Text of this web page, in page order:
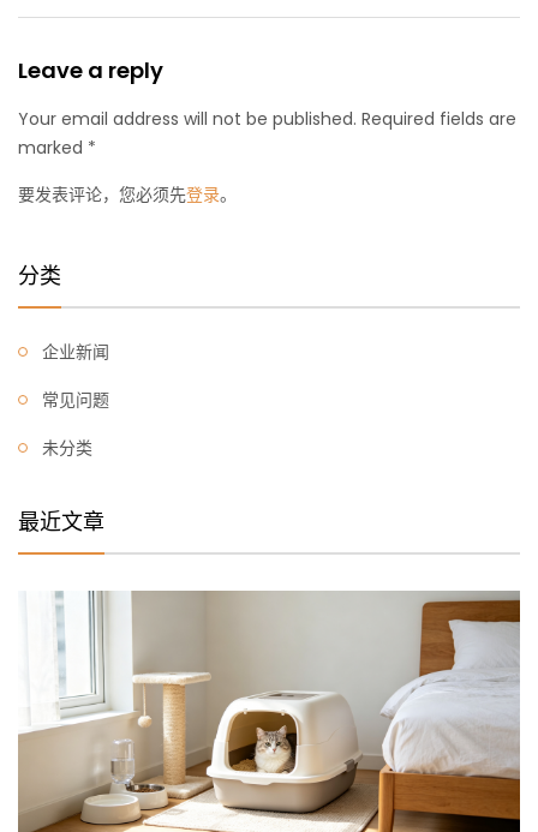
Leave a reply
Your email address will not be published. Required fields are
marked *
要发表评论，您必须先登录。
分类
企业新闻
常见问题
未分类
最近文章